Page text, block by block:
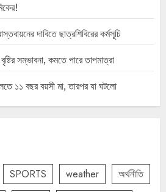
দাবিতে ছাত্রশিবিরের কর্মসূচি
সম্ভাবনা, কমতে পারে তাপমাত্রা
১১ বছর বয়সী মা, তারপর যা ঘটলো
SPORTS weather
অর্থনীতি